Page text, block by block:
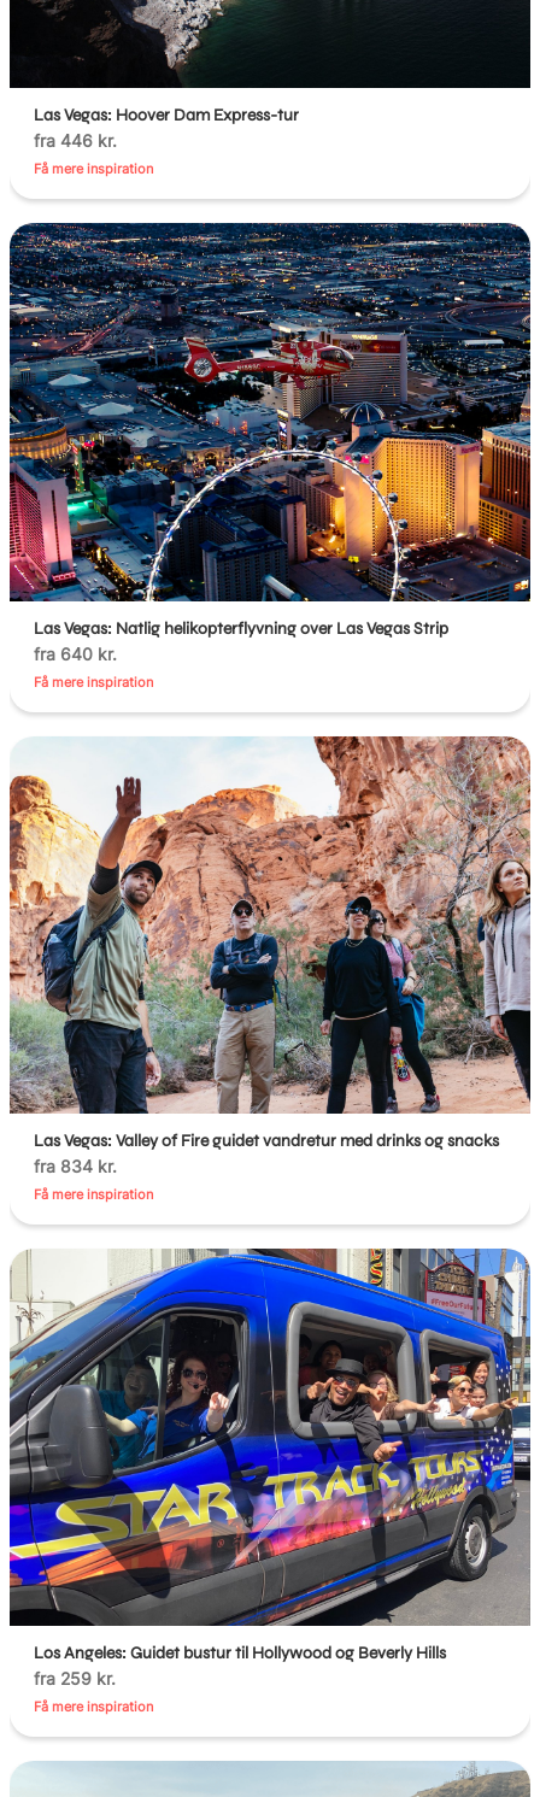
Las Vegas: Hoover Dam Express-tur
fra 446 kr.
Få mere inspiration
Las Vegas: Natlig helikopterflyvning over Las Vegas Strip
fra 640 kr.
Få mere inspiration
Las Vegas: Valley of Fire guidet vandretur med drinks og snacks
fra 834 kr.
Få mere inspiration
Los Angeles: Guidet bustur til Hollywood og Beverly Hills
fra 259 kr.
Få mere inspiration